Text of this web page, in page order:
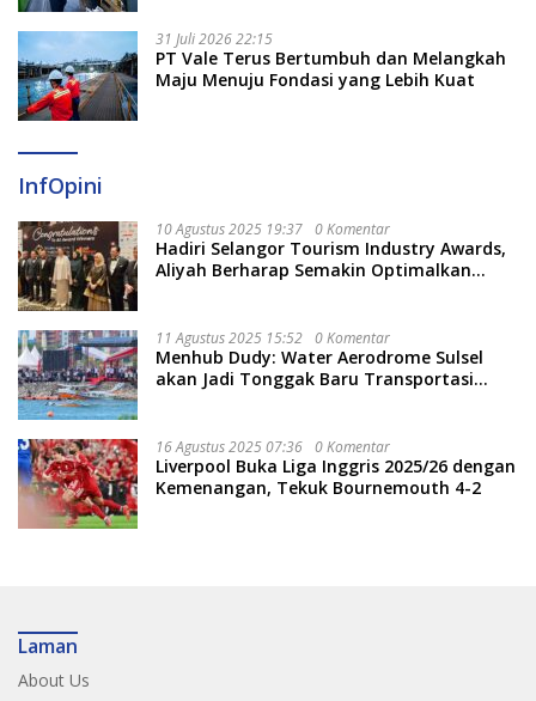
31 Juli 2026 22:15
PT Vale Terus Bertumbuh dan Melangkah
Maju Menuju Fondasi yang Lebih Kuat
InfOpini
10 Agustus 2025 19:37 0 Komentar
Hadiri Selangor Tourism Industry Awards,
Aliyah Berharap Semakin Optimalkan
11 Agustus 2025 15:52 0 Komentar
Menhub Dudy: Water Aerodrome Sulsel
akan Jadi Tonggak Baru Transportasi
16 Agustus 2025 07:36 0 Komentar
Liverpool Buka Liga Inggris 2025/26 dengan
Kemenangan, Tekuk Bournemouth 4-2
Laman
About Us